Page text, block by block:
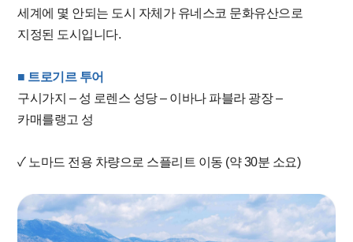
세계에 몇 안되는 도시 자체가 유네스코 문화유산으로
지정된 도시입니다.
■ 트로기르 투어
구시가지 – 성 로렌스 성당 – 이바나 파블라 광장 –
카매를랭고 성
✓ 노마드 전용 차량으로 스플리트 이동 (약 30분 소요)